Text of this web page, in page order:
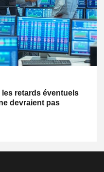
retards éventuels
devraient pas